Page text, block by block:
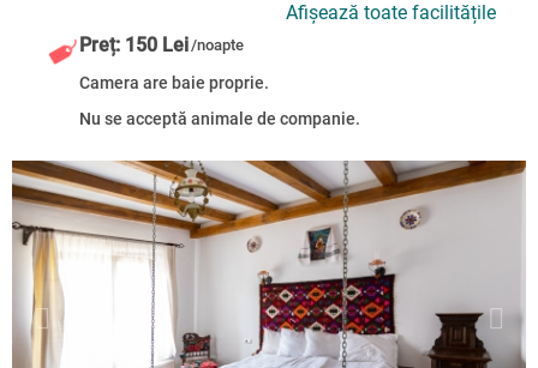
Afișează toate facilitățile
Preț: 150 Lei/noapte
Camera are baie proprie.
Nu se acceptă animale de companie.